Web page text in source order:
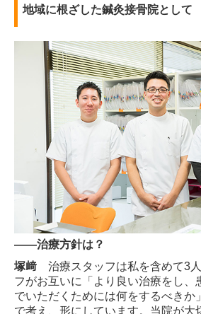
産後骨盤矯正
鍼灸治療
フットリフレクソロジー
美容鍼
フェイシャルエステ
往診治療
お知らせ
お問合せ
地域に根ざした鍼灸接骨院として
――治療方針は？
塚﨑 治療スタッフは私を含めて3
フがお互いに「より良い治療をし、
でいただくためには何をするべきか
で考え、形にしています。当院が大